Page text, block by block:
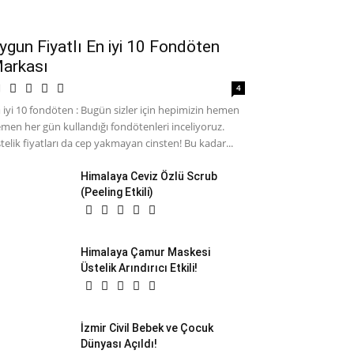
Fiyatlı En iyi 10 Fondöten
4
iyi 10 fondöten : Bugün sizler için hepimizin hemen
her gün kullandığı fondötenleri inceliyoruz.
fiyatları da cep yakmayan cinsten! Bu kadar...
Himalaya Ceviz Özlü Scrub
(Peeling Etkili)
Himalaya Çamur Maskesi
Üstelik Arındırıcı Etkili!
İzmir Civil Bebek ve Çocuk
Dünyası Açıldı!